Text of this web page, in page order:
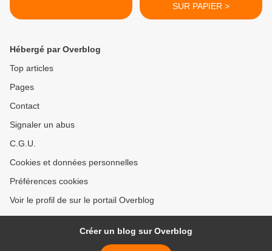
SUR PAPIER >
Hébergé par Overblog
Top articles
Pages
Contact
Signaler un abus
C.G.U.
Cookies et données personnelles
Préférences cookies
Voir le profil de sur le portail Overblog
Créer un blog sur Overblog